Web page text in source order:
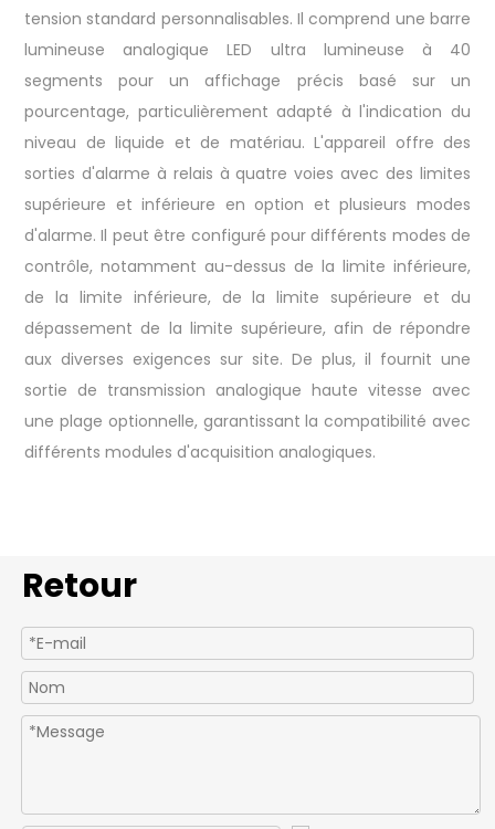
tension standard personnalisables. Il comprend une barre
lumineuse analogique LED ultra lumineuse à 40
segments pour un affichage précis basé sur un
pourcentage, particulièrement adapté à l'indication du
niveau de liquide et de matériau. L'appareil offre des
sorties d'alarme à relais à quatre voies avec des limites
supérieure et inférieure en option et plusieurs modes
d'alarme. Il peut être configuré pour différents modes de
contrôle, notamment au-dessus de la limite inférieure,
de la limite inférieure, de la limite supérieure et du
dépassement de la limite supérieure, afin de répondre
aux diverses exigences sur site. De plus, il fournit une
sortie de transmission analogique haute vitesse avec
une plage optionnelle, garantissant la compatibilité avec
différents modules d'acquisition analogiques.
Retour